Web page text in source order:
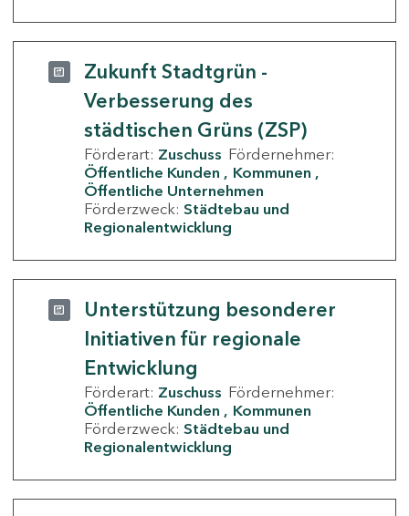
Zukunft Stadtgrün -
Verbesserung des
städtischen Grüns (ZSP)
Förderart: Zuschuss Fördernehmer:
Öffentliche Kunden
Kommunen
Öffentliche Unternehmen
Förderzweck: Städtebau und
Regionalentwicklung
Unterstützung besonderer
Initiativen für regionale
Entwicklung
Förderart: Zuschuss Fördernehmer:
Öffentliche Kunden
Kommunen
Förderzweck: Städtebau und
Regionalentwicklung